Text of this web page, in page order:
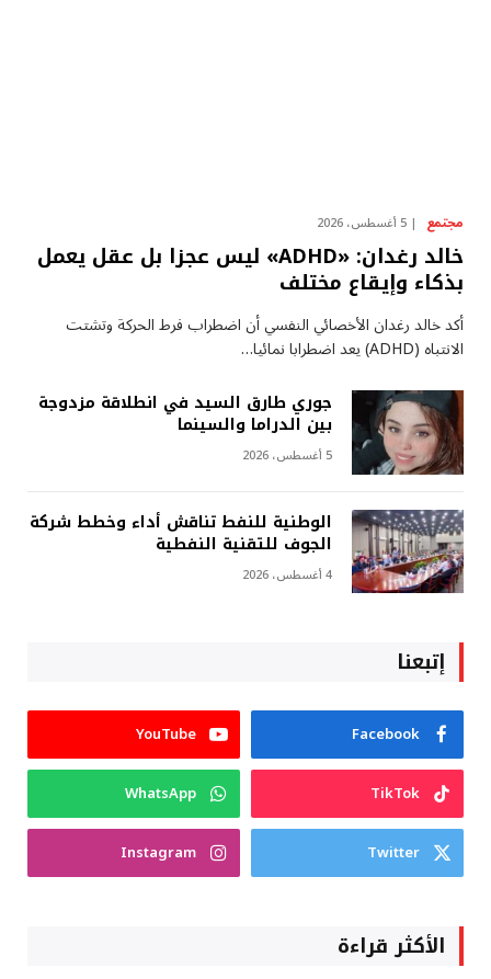
مجتمع 5 أغسطس، 2026
خالد رغدان: «ADHD» ليس عجزا بل عقل يعمل
بذكاء وإيقاع مختلف
أكد خالد رغدان الأخصائي النفسي أن اضطراب فرط الحركة وتشتت
الانتباه (ADHD) يعد اضطرابا نمائيا…
جوري طارق السيد في انطلاقة مزدوجة
بين الدراما والسينما
5 أغسطس، 2026
الوطنية للنفط تناقش أداء وخطط شركة
الجوف للتقنية النفطية
4 أغسطس، 2026
إتبعنا
Facebook
YouTube
TikTok
WhatsApp
Twitter
Instagram
الأكثر قراءة